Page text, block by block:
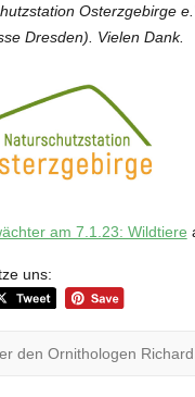
Osterzgebirge
Dresden). Vielen Dank.
am 7.1.23: Wildtiere
uns:
den Ornithologen